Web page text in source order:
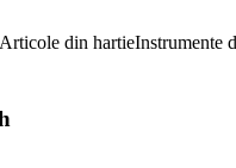
Articole din hartieInstrumente